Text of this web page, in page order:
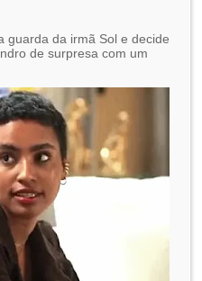
guarda da irmã Sol e decide
de surpresa com um